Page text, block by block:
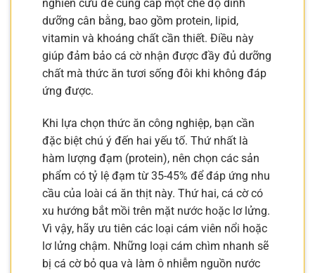
nghiên cứu để cung cấp một chế độ dinh
dưỡng cân bằng, bao gồm protein, lipid,
vitamin và khoáng chất cần thiết. Điều này
giúp đảm bảo cá cờ nhận được đầy đủ dưỡng
chất mà thức ăn tươi sống đôi khi không đáp
ứng được.
Khi lựa chọn thức ăn công nghiệp, bạn cần
đặc biệt chú ý đến hai yếu tố. Thứ nhất là
hàm lượng đạm (protein), nên chọn các sản
phẩm có tỷ lệ đạm từ 35-45% để đáp ứng nhu
cầu của loài cá ăn thịt này. Thứ hai, cá cờ có
xu hướng bắt mồi trên mặt nước hoặc lơ lửng.
Vì vậy, hãy ưu tiên các loại cám viên nổi hoặc
lơ lửng chậm. Những loại cám chìm nhanh sẽ
bị cá cờ bỏ qua và làm ô nhiễm nguồn nước